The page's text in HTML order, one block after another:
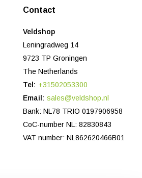
Contact
Veldshop
Leningradweg 14
9723 TP Groningen
The Netherlands
Tel: +31502053300
Email: sales@veldshop.nl
Bank: NL78 TRIO 0197906958
CoC-number NL: 82830843
VAT number: NL862620466B01